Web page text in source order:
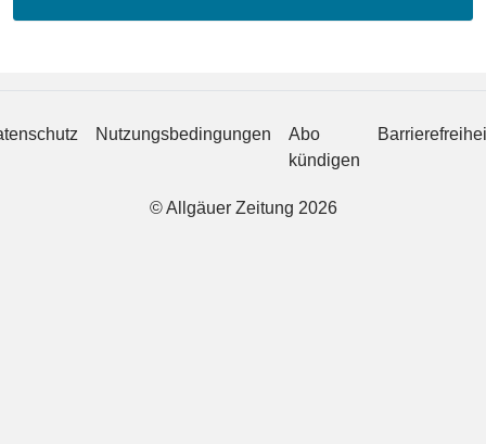
Nutzungsbedingungen
Abo
kündigen
© Allgäuer Zeitung 2026